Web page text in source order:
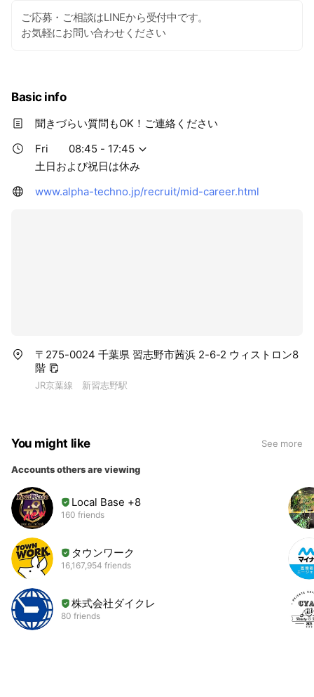
お客様に寄り添った提案ができます。
✔ 新規営業に疲れてしまった
そんな方を歓迎しています。
ご応募・ご相談はLINEから受付中です。
お気軽にお問い合わせください
Basic info
聞きづらい質問もOK！ご連絡ください
Fri
08:45 - 17:45
土日および祝日は休み
www.alpha-techno.jp/recruit/mid-career.html
〒275-0024 千葉県 習志野市茜浜 2-6-2 ウィストロン8
階
JR京葉線 新習志野駅
You might like See more
Accounts others are viewing
Local Base +8
160 friends
タウンワーク
16,167,954 friends
株式会社ダイクレ
80 friends